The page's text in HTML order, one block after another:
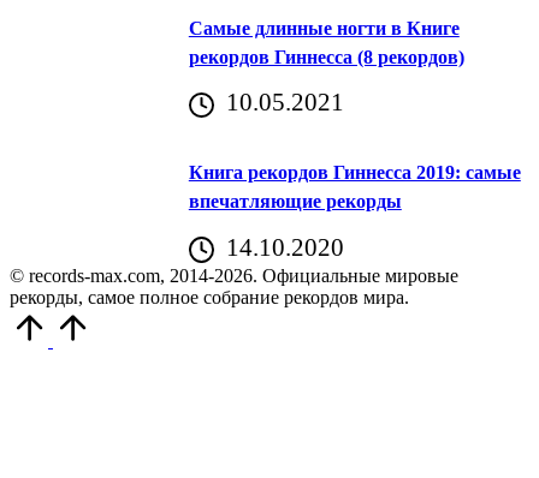
Самые длинные ногти в Книге
рекордов Гиннесса (8 рекордов)
10.05.2021
Книга рекордов Гиннесса 2019: самые
впечатляющие рекорды
14.10.2020
© records-max.com, 2014-2026. Официальные мировые
рекорды, самое полное собрание рекордов мира.